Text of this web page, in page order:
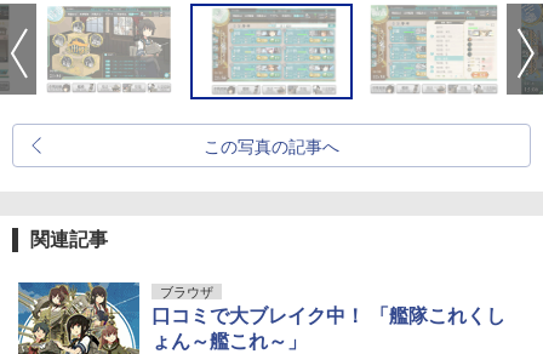
この写真の記事へ
関連記事
ブラウザ
口コミで大ブレイク中！ 「艦隊これくし
ょん～艦これ～」